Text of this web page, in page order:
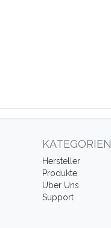
KATEGORIEN
Hersteller
Produkte
Über Uns
Support